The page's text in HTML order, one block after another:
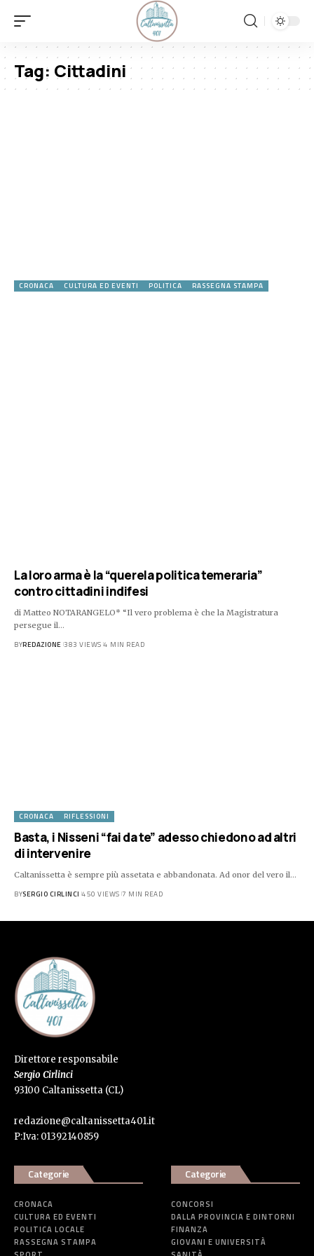
Tag: Cittadini
CRONACA CULTURA ED EVENTI POLITICA RASSEGNA STAMPA
La loro arma è la “querela politica temeraria”
contro cittadini indifesi
di Matteo NOTARANGELO* “Il vero problema è che la Magistratura
persegue il…
BYREDAZIONE 383 VIEWS 4 MIN READ
CRONACA RIFLESSIONI
Basta, i Nisseni “fai da te” adesso chiedono ad altri
di intervenire
Caltanissetta è sempre più assetata e abbandonata. Ad onor del vero il…
BYSERGIO CIRLINCI 450 VIEWS 7 MIN READ
Direttore responsabile
Sergio Cirlinci
93100 Caltanissetta (CL)
redazione@caltanissetta401.it
P:Iva: 01392140859
Categorie
CRONACA
CULTURA ED EVENTI
POLITICA LOCALE
RASSEGNA STAMPA
Categorie
CONCORSI
DALLA PROVINCIA E DINTORNI
FINANZA
GIOVANI E UNIVERSITÀ